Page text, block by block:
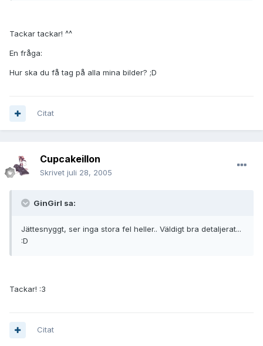
Tackar tackar! ^^
En fråga:
Hur ska du få tag på alla mina bilder? ;D
Citat
Cupcakeillon
Skrivet juli 28, 2005
GinGirl sa:
Jättesnyggt, ser inga stora fel heller.. Väldigt bra detaljerat...
:D
Tackar! :3
Citat